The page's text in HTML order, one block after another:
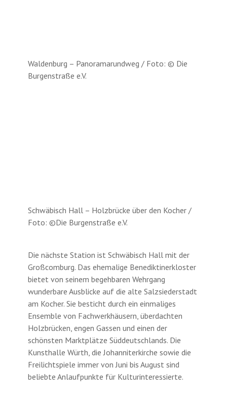
Waldenburg – Panoramarundweg / Foto: © Die
Burgenstraße e.V.
Schwäbisch Hall – Holzbrücke über den Kocher /
Foto: ©Die Burgenstraße e.V.
Die nächste Station ist Schwäbisch Hall mit der
Großcomburg. Das ehemalige Benediktinerkloster
bietet von seinem begehbaren Wehrgang
wunderbare Ausblicke auf die alte Salzsiederstadt
am Kocher. Sie besticht durch ein einmaliges
Ensemble von Fachwerkhäusern, überdachten
Holzbrücken, engen Gassen und einen der
schönsten Marktplätze Süddeutschlands. Die
Kunsthalle Würth, die Johanniterkirche sowie die
Freilichtspiele immer von Juni bis August sind
beliebte Anlaufpunkte für Kulturinteressierte.